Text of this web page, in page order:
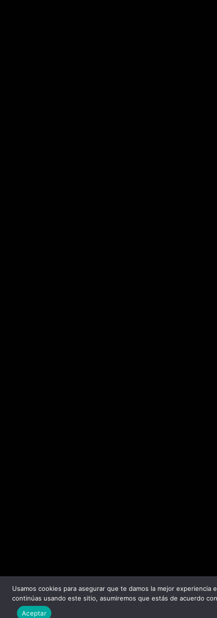
Usamos cookies para asegurar que te damos la mejor experiencia
continúas usando este sitio, asumiremos que estás de acuerdo
Aceptar